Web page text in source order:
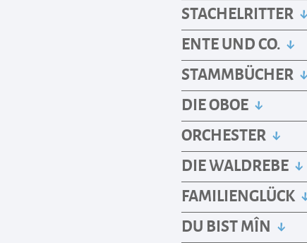
STACHELRITTER
ENTE UND CO.
STAMMBÜCHER
DIE OBOE
ORCHESTER
DIE WALDREBE
FAMILIENGLÜCK
DU BIST MÎN